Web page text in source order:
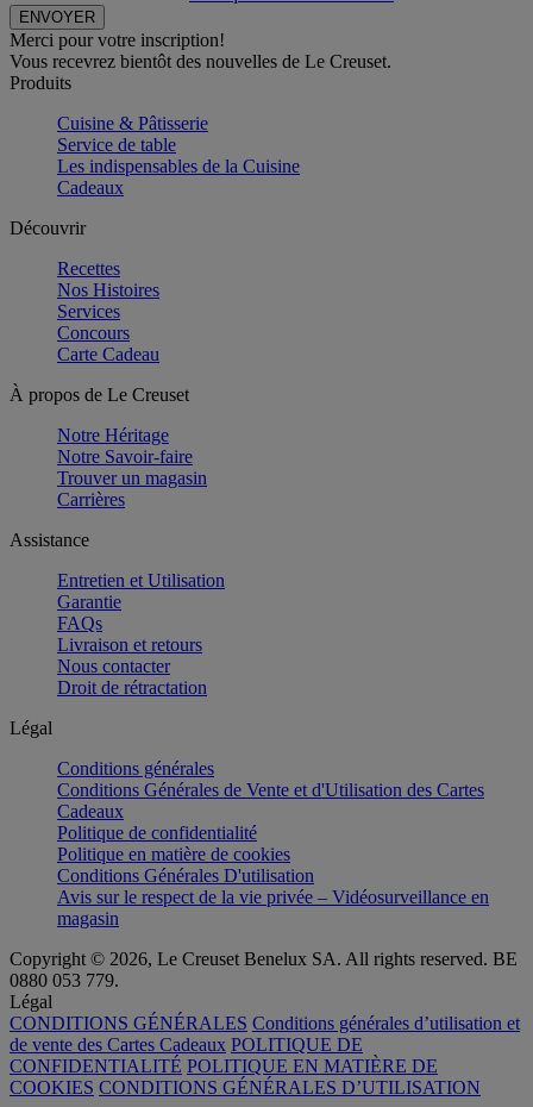
Merci pour votre inscription!
Vous recevrez bientôt des nouvelles de Le Creuset.
Produits
Cuisine & Pâtisserie
Service de table
Les indispensables de la Cuisine
Cadeaux
Découvrir
Recettes
Nos Histoires
Services
Concours
Carte Cadeau
À propos de Le Creuset
Notre Héritage
Notre Savoir-faire
Trouver un magasin
Carrières
Assistance
Entretien et Utilisation
Garantie
FAQs
Livraison et retours
Nous contacter
Droit de rétractation
Légal
Conditions générales
Conditions Générales de Vente et d'Utilisation des Cartes
Cadeaux
Politique de confidentialité
Politique en matière de cookies
Conditions Générales D'utilisation
Avis sur le respect de la vie privée – Vidéosurveillance en
magasin
Copyright © 2026, Le Creuset Benelux SA. All rights reserved. BE
0880 053 779.
Légal
CONDITIONS GÉNÉRALES Conditions générales d’utilisation et
de vente des Cartes Cadeaux POLITIQUE DE
CONFIDENTIALITÉ POLITIQUE EN MATIÈRE DE
COOKIES CONDITIONS GÉNÉRALES D’UTILISATION